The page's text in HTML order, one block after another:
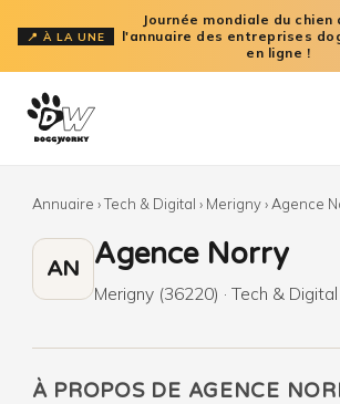
au
contenu
📍 À LA UNE
Journée mondiale du chien
l'annuaire des entreprises
en ligne !
Annuaire ›Tech & Digital › Merigny› Agence
AN Agence Norry
Merigny (36220) · Tech &
À PROPOS DE AGENCE